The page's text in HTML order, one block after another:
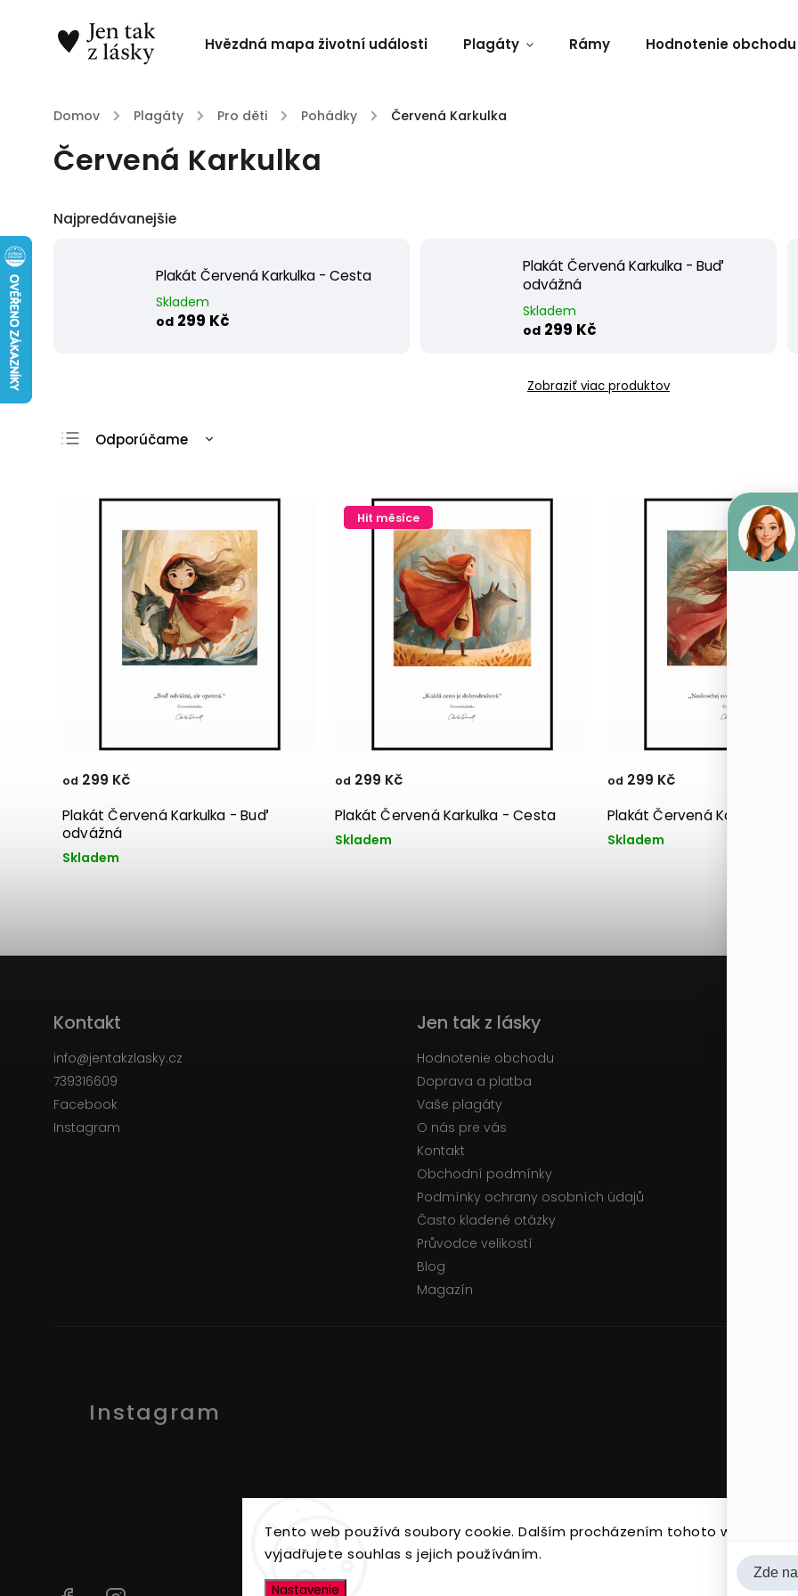
Tento web používá soubory cookie. Dalším procházením tohoto webu
vyjadřujete souhlas s jejich používáním.
Nastavenie
Hvězdná mapa životní události Plagáty Rámy Hodnotenie obchodu
Domov / Plagáty / Pro děti / Pohádky / Červená Karkulka
Červená Karkulka
Najpredávanejšie
Plakát Červená Karkulka - Cesta
Skladem
od 299 Kč
Plakát Červená Karkulka - Buď
odvážná
Skladem
od 299 Kč
Zobraziť viac produktov
Odporúčame
Najdrahšie
Abecedne
Plakát Červená Karkulka - Buď
odvážná
Skladem
od 299 Kč
Hit měsíce
Plakát Červená Karkulka - Cesta
Skladem
od 299 Kč
Plakát Červená Karkulka -
Skladem
od 299 Kč
Kontakt
info@jentakzlasky.cz
739316609
Facebook
Instagram
Jen tak z lásky
Hodnotenie obchodu
Doprava a platba
Vaše plagáty
O nás pre vás
Kontakt
Obchodní podmínky
Podmínky ochrany osobních údajů
Často kladené otázky
Průvodce velikostí
Blog
Magazín
Instagram
Copyright 2026JEN TAK Z LÁSKY. Všetky práva vyhradené.
Upraviť nastavenie cookies